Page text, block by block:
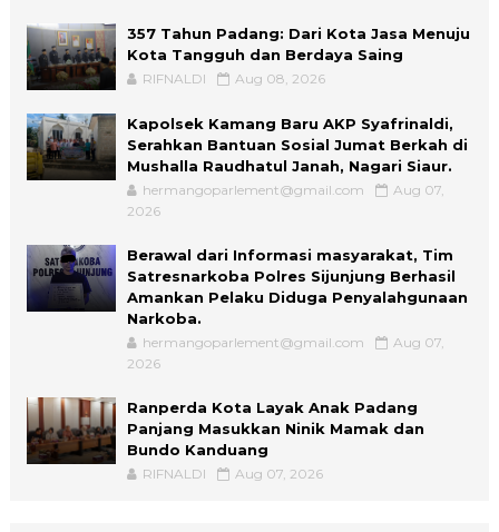
357 Tahun Padang: Dari Kota Jasa Menuju
Kota Tangguh dan Berdaya Saing
RIFNALDI Aug 08, 2026
Kapolsek Kamang Baru AKP Syafrinaldi,
Serahkan Bantuan Sosial Jumat Berkah di
Mushalla Raudhatul Janah, Nagari Siaur.
hermangoparlement@gmail.com
Aug 07,
2026
Berawal dari Informasi masyarakat, Tim
Satresnarkoba Polres Sijunjung Berhasil
Amankan Pelaku Diduga Penyalahgunaan
Narkoba.
hermangoparlement@gmail.com
Aug 07,
2026
Ranperda Kota Layak Anak Padang
Panjang Masukkan Ninik Mamak dan
Bundo Kanduang
RIFNALDI Aug 07, 2026